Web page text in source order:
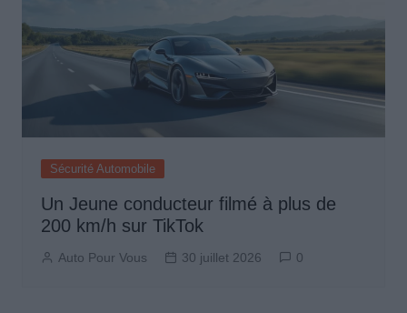
Sécurité Automobile
Un Jeune conducteur filmé à plus de
200 km/h sur TikTok
Auto Pour Vous 30 juillet 2026 0